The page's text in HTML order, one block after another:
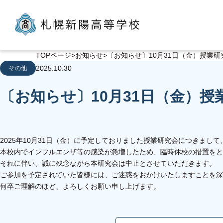
TOPページ お知らせ 〔お知らせ〕10月31日（金）授業
その他 2025.10.30
〔お知らせ〕10月31日（金）
2025年10月31日（金）に予定しておりました授業研究会につきまして、
本校内でインフルエンザ等の感染が急増したため、臨時休校の措置をと
それに伴い、誠に残念ながら本研究会は中止とさせていただきます。
ご参加を予定されていた皆様には、ご迷惑をおかけいたしますことを
何卒ご理解のほど、よろしくお願い申し上げます。